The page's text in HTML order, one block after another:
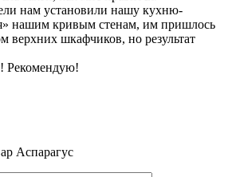
нам установили нашу кухню-
нашим кривым стенам, им пришлось
верхних шкафчиков, но результат
Рекомендую!
Аспарагус